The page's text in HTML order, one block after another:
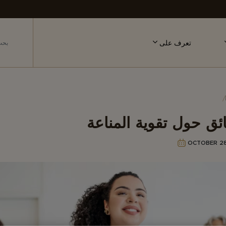
تعرف على
حول تقوية المناعة
OCTOBER